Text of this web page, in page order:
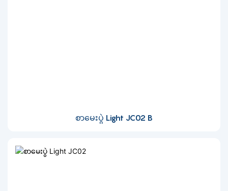
စာမေးပွဲ Light JC02 B